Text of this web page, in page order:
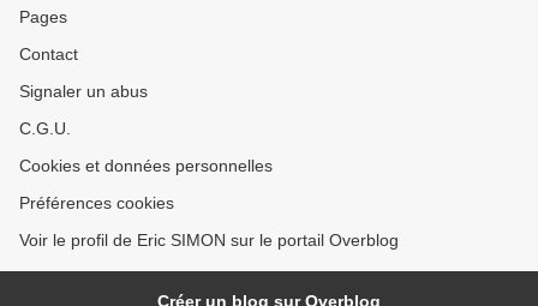
Pages
Contact
Signaler un abus
C.G.U.
Cookies et données personnelles
Préférences cookies
Voir le profil de Eric SIMON sur le portail Overblog
Créer un blog sur Overblog